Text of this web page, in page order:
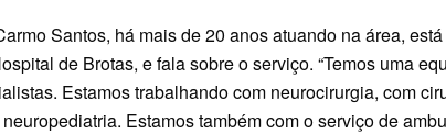
Santos, há mais de 20 anos atuando na área,
de Brotas, e fala sobre o serviço. “Temos uma
Estamos trabalhando com neurocirurgia, com
Estamos também com o serviço de